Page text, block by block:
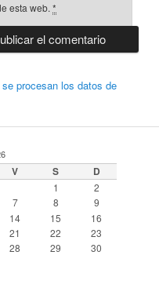
esta web.*
procesan los datos de
V S D
1 2
7 8
9
14 15
16
21 22
23
28 29
30